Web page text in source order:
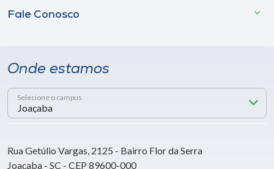
Fale Conosco
Onde estamos
Selecione o campus
Rua Getúlio Vargas, 2125 - Bairro Flor da Serra
Joaçaba - SC - CEP 89600-000